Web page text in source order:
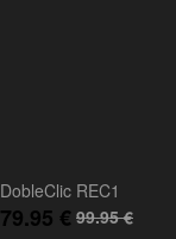
DobleClic REC1
99.95€
79.95 €